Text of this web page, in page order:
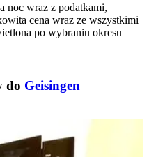
noc wraz z podatkami,
cena wraz ze wszystkimi
po wybraniu okresu
do Geisingen